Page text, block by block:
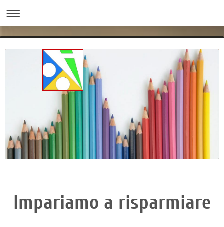
Impariamo a risparmiare